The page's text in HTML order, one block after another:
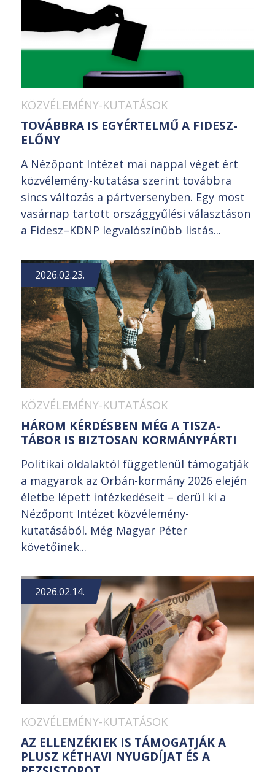
KÖZVÉLEMÉNY-KUTATÁSOK
TOVÁBBRA IS EGYÉRTELMŰ A FIDESZ-
ELŐNY
A Nézőpont Intézet mai nappal véget ért
közvélemény-kutatása szerint továbbra
sincs változás a pártversenyben. Egy most
vasárnap tartott országgyűlési választáson
a Fidesz–KDNP legvalószínűbb listás...
2026.02.23.
KÖZVÉLEMÉNY-KUTATÁSOK
HÁROM KÉRDÉSBEN MÉG A TISZA-
TÁBOR IS BIZTOSAN KORMÁNYPÁRTI
Politikai oldalaktól függetlenül támogatják
a magyarok az Orbán-kormány 2026 elején
életbe lépett intézkedéseit – derül ki a
Nézőpont Intézet közvélemény-
kutatásából. Még Magyar Péter
követőinek...
2026.02.14.
KÖZVÉLEMÉNY-KUTATÁSOK
AZ ELLENZÉKIEK IS TÁMOGATJÁK A
PLUSZ KÉTHAVI NYUGDÍJAT ÉS A